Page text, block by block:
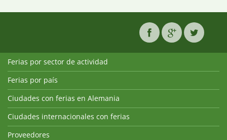
Ferias por sector de actividad
Ferias por país
Ciudades con ferias en Alemania
Ciudades internacionales con ferias
Proveedores